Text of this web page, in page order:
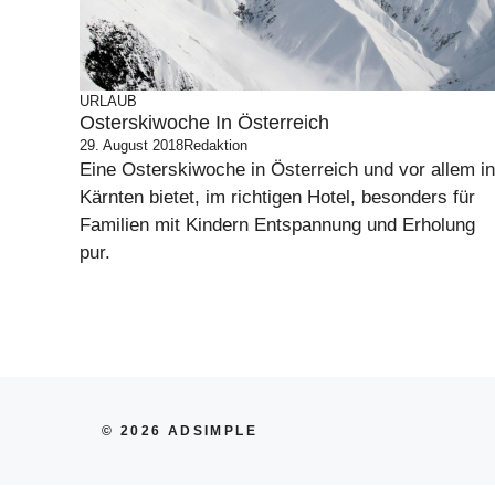
URLAUB
Osterskiwoche In Österreich
29. August 2018Redaktion
Eine Osterskiwoche in Österreich und vor allem in
Kärnten bietet, im richtigen Hotel, besonders für
Familien mit Kindern Entspannung und Erholung
pur.
© 2026 ADSIMPLE